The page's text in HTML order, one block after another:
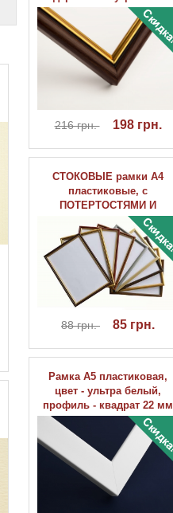
золотом, профиль -
полукруглый 16 мм
216 грн.198 грн.
СТОКОВЫЕ рамки А4
пластиковые, с
ПОТЕРТОСТЯМИ И
ЦАРАПИНАМИ
88 грн. 85 грн.
Рамка А5 пластиковая,
цвет - ультра белый,
профиль - квадрат 22 мм